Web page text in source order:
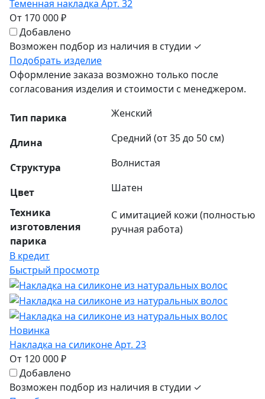
Теменная накладка Арт. 32
От 170 000 ₽
Добавлено
Возможен подбор из наличия в студии ✓
Подобрать изделие
Оформление заказа возможно только после
согласования изделия и стоимости с менеджером.
Тип парика Женский
Длина Средний (от 35 до 50 см)
Структура Волнистая
Цвет
Шатен
Техника
изготовления
парика
С имитацией кожи (полностью
ручная работа)
В кредит
Быстрый просмотр
Новинка
Накладка на силиконе Арт. 23
От 120 000 ₽
Добавлено
Возможен подбор из наличия в студии ✓